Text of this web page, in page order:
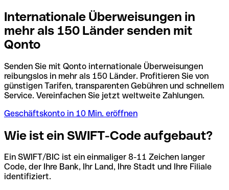
Internationale Überweisungen in
mehr als 150 Länder senden mit
Qonto
Senden Sie mit Qonto internationale Überweisungen
reibungslos in mehr als 150 Länder. Profitieren Sie von
günstigen Tarifen, transparenten Gebühren und schnellem
Service. Vereinfachen Sie jetzt weltweite Zahlungen.
Geschäftskonto in 10 Min. eröffnen
Wie ist ein SWIFT-Code aufgebaut?
Ein SWIFT/BIC ist ein einmaliger 8-11 Zeichen langer
Code, der Ihre Bank, Ihr Land, Ihre Stadt und Ihre Filiale
identifiziert.